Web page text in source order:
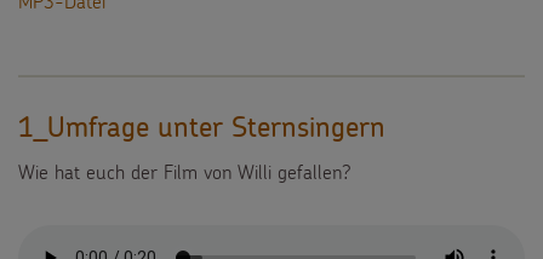
1_Umfrage unter Sternsingern
Wie hat euch der Film von Willi gefallen?